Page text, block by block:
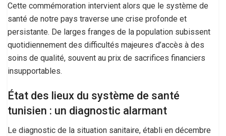
Cette commémoration intervient alors que le système de
santé de notre pays traverse une crise profonde et
persistante. De larges franges de la population subissent
quotidiennement des difficultés majeures d’accès à des
soins de qualité, souvent au prix de sacrifices financiers
insupportables.
État des lieux du système de santé
tunisien : un diagnostic alarmant
Le diagnostic de la situation sanitaire, établi en décembre